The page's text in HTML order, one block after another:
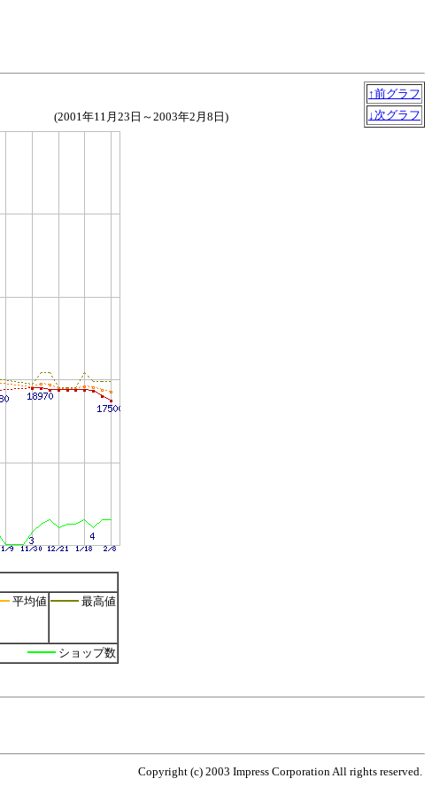
↑前グラフ
↓次グラフ
(2001年11月23日～2003年2月8日)
平均値 最高値
ショップ数
Copyright (c) 2003 Impress Corporation All rights reserved.